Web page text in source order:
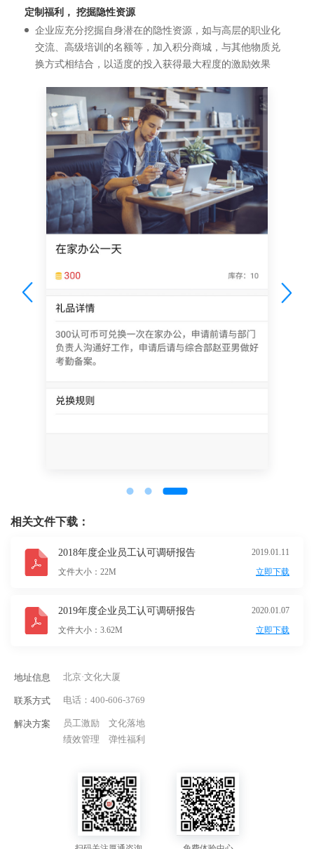
定制福利， 挖掘隐性资源
企业应充分挖掘自身潜在的隐性资源，如与高层的职业化
交流、高级培训的名额等，加入积分商城，与其他物质兑
换方式相结合，以适度的投入获得最大程度的激励效果
相关文件下载：
2018年度企业员工认可调研报告
2019.01.11
文件大小：22M
立即下载
2019年度企业员工认可调研报告
2020.01.07
文件大小：3.62M
立即下载
地址信息 北京·文化大厦
联系方式 电话： 400-606-3769
解决方案 员工激励
文化落地
绩效管理
弹性福利